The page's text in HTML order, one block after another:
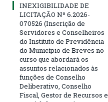
INEXIGIBILIDADE DE
LICITAÇÃO Nº 6.2026-
070526 (Inscrição de
Servidores e Conselheiros
do Instituto de Previdência
do Município de Breves no
curso que abordará os
assuntos relacionados às
funções de Conselho
Deliberativo, Conselho
Fiscal, Gestor de Recursos e